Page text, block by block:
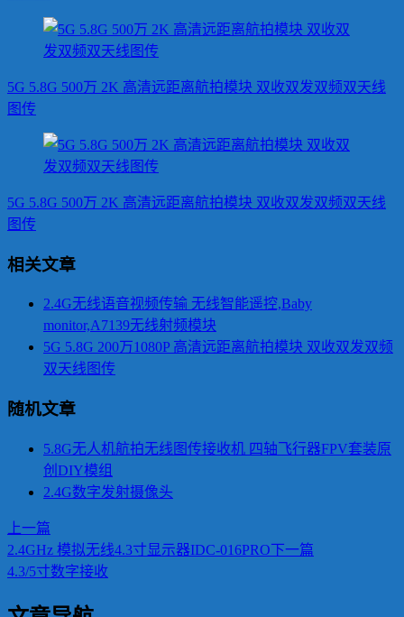
5G 5.8G 500万 2K 高清远距离航拍模块 双收双发双频双天线
图传
5G 5.8G 500万 2K 高清远距离航拍模块 双收双发双频双天线
图传
相关文章
2.4G无线语音视频传输 无线智能遥控,Baby
monitor,A7139无线射频模块
5G 5.8G 200万1080P 高清远距离航拍模块 双收双发双频
双天线图传
随机文章
5.8G无人机航拍无线图传接收机 四轴飞行器FPV套装原
创DIY模组
2.4G数字发射摄像头
上一篇
2.4GHz 模拟无线4.3寸显示器IDC-016PRO下一篇
4.3/5寸数字接收